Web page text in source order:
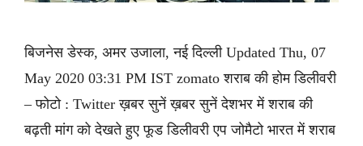
बिजनेस डेस्क, अमर उजाला, नई दिल्ली Updated Thu, 07
May 2020 03:31 PM IST zomato शराब की होम डिलीवरी
– फोटो : Twitter ख़बर सुनें ख़बर सुनें देशभर में शराब की
बढ़ती मांग को देखते हुए फूड डिलीवरी एप जोमैटो भारत में शराब